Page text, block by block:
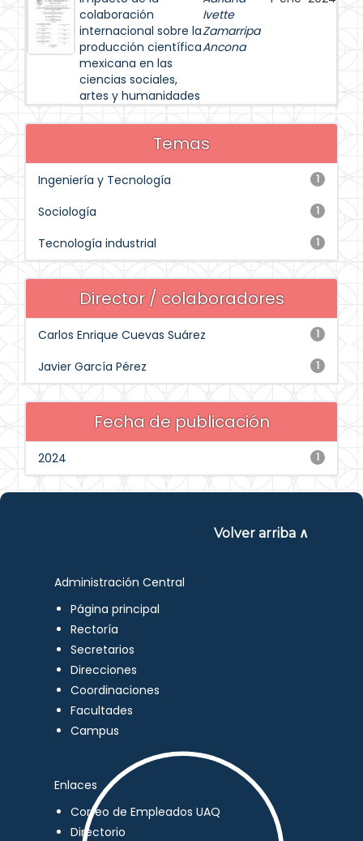
colaboración
internacional sobre la
producción científica
mexicana en las
ciencias sociales,
artes y humanidades
Ivette
Zamarripa
Ancona
Temas
1
Ingeniería y Tecnología
1
Sociología
1
Tecnología industrial
Director / colaboradores
1
Carlos Enrique Cuevas Suárez
1
Javier García Pérez
Fecha de publicación
1
2024
Volver arriba ∧
Administración Central
Página principal
Rectoría
Secretarios
Direcciones
Coordinaciones
Facultades
Campus
Enlaces
Correo de Empleados UAQ
Directorio